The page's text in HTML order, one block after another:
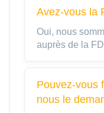
Avez-vous la
Oui, nous
auprès de la
Pouvez-vous
nous le